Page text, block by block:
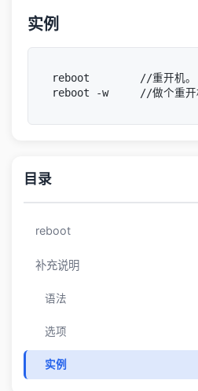
目录
reboot
补充说明
语法
选项
实例
实例
reboot        //重开机。